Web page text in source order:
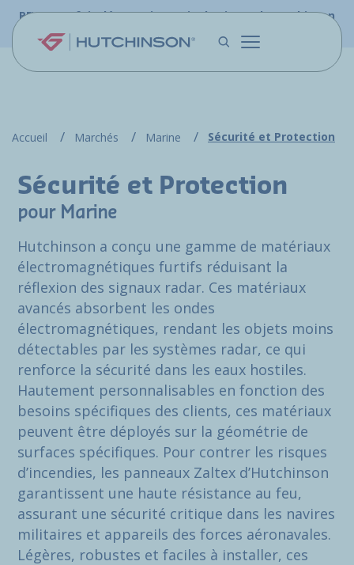
Aller au contenu principal
PFW.aero fait désormais partie du site web Hutchinson
Accueil Marchés Marine Sécurité et Protection
Sécurité et Protection
pour Marine
Hutchinson a conçu une gamme de matériaux
électromagnétiques furtifs réduisant la
réflexion des signaux radar. Ces matériaux
avancés absorbent les ondes
électromagnétiques, rendant les objets moins
détectables par les systèmes radar, ce qui
renforce la sécurité dans les eaux hostiles.
Hautement personnalisables en fonction des
besoins spécifiques des clients, ces matériaux
peuvent être déployés sur la géométrie de
surfaces spécifiques. Pour contrer les risques
d’incendies, les panneaux Zaltex d’Hutchinson
garantissent une haute résistance au feu,
assurant une sécurité critique dans les navires
militaires et appareils des forces aéronavales.
Légères, robustes et faciles à installer, ces